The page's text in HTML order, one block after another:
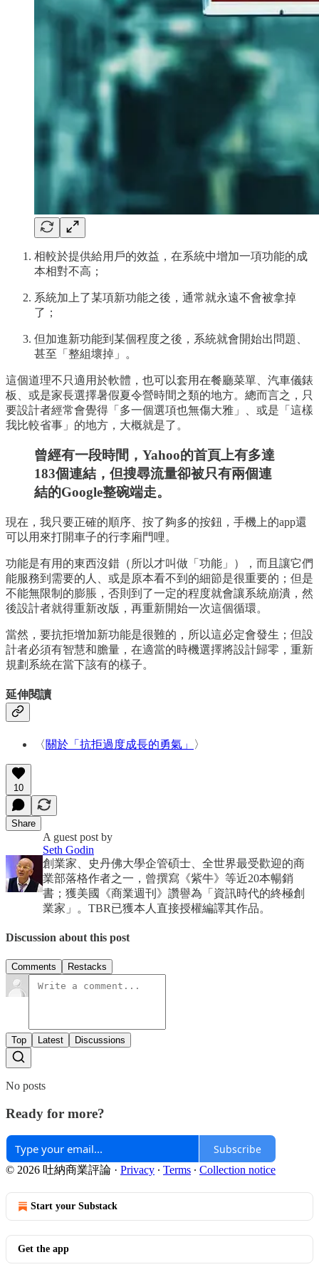
相較於提供給用戶的效益，在系統中增加一項功能的成
本相對不高；
系統加上了某項新功能之後，通常就永遠不會被拿掉
了；
但加進新功能到某個程度之後，系統就會開始出問題、
甚至「整組壞掉」。
這個道理不只適用於軟體，也可以套用在餐廳菜單、汽車儀錶
板、或是家長選擇暑假夏令營時間之類的地方。總而言之，只
要設計者經常會覺得「多一個選項也無傷大雅」、或是「這樣
我比較省事」的地方，大概就是了。
曾經有一段時間，Yahoo的首頁上有多達
183個連結，但搜尋流量卻被只有兩個連
結的Google整碗端走。
現在，我只要正確的順序、按了夠多的按鈕，手機上的app還
可以用來打開車子的行李廂門哩。
功能是有用的東西沒錯（所以才叫做「功能」），而且讓它們
能服務到需要的人、或是原本看不到的細節是很重要的；但是
不能無限制的膨脹，否則到了一定的程度就會讓系統崩潰，然
後設計者就得重新改版，再重新開始一次這個循環。
當然，要抗拒增加新功能是很難的，所以這必定會發生；但設
計者必須有智慧和膽量，在適當的時機選擇將設計歸零，重新
規劃系統在當下該有的樣子。
延伸閱讀
〈關於「抗拒過度成長的勇氣」 〉
10
Share
A guest post by
Seth Godin
創業家、史丹佛大學企管碩士、全世界最受歡迎的商
業部落格作者之一，曾撰寫《紫牛》等近20本暢銷
書；獲美國《商業週刊》讚譽為「資訊時代的終極創
業家」。TBR已獲本人直接授權編譯其作品。
Discussion about this post
Comments Restacks
Top Latest Discussions
No posts
Ready for more?
Subscribe
© 2026 吐納商業評論 · Privacy ∙ Terms ∙ Collection notice
Start your Substack
Get the app